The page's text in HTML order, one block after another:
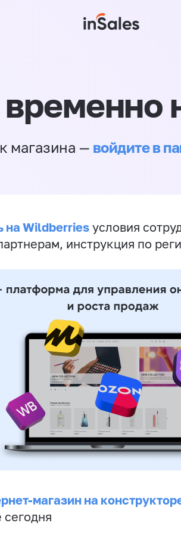
магазина — войдите в
на Wildberries условия
инструкция по
магазин на
сегодня